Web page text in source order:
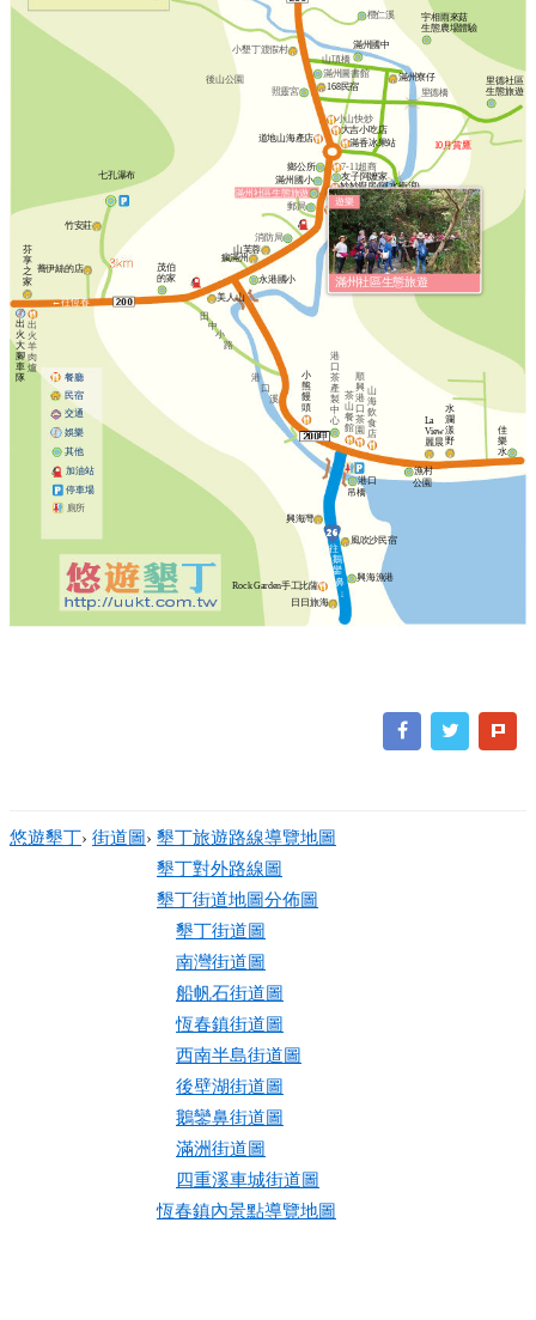
遊樂
滿州社區生態旅遊
欖仁溪
小墾丁渡假村 滿州國中
168民宿
照靈宮
後山公園 滿州寮仔
山頂橋
里德社區
生態旅遊
10月賞鷹
道地山海產店
里德橋
友子阿嬤家
鄉公所
滿州國小
滿州社區生態旅遊
農會超市
餐廳
民宿
交通
娛樂
其他
加油站
停車場
茂伯
的家
七孔瀑布
竹安莊
芬
享
之
家
出
火
大
腳
車
隊
出
火
羊
肉
爐
←往恆春 美人山
永港國小
港
口
溪
港口
吊橋
漁村
公園
佳
樂
水
風吹沙民宿
興海漁港
往
鵝
鑾
鼻
↓
La
View
麗晨
大吉小吃店
Rock Garden手工比薩
水
瀾
漾
野
蕎伊絲的店
滿香冰果站
興海灣
小
熊
饅
頭
妙妙廚房(阿水衝浪)
順
興
港
口
茶
園
山
海
飲
食
店
茶
山
餐
館
港
口
茶
產
製
中
心
消防局
郵局 全家超商
小山快炒
滿州圖書館
田
中
小
路
7-11超商
廁所
山芙蓉
瘋滿州
宇相雨來菇
生態農場體驗
日日旅海
悠遊墾丁› 街道圖› 墾丁旅遊路線導覽地圖
墾丁對外路線圖
墾丁街道地圖分佈圖
墾丁街道圖
南灣街道圖
船帆石街道圖
恆春鎮街道圖
西南半島街道圖
後壁湖街道圖
鵝鑾鼻街道圖
滿洲街道圖
四重溪車城街道圖
恆春鎮內景點導覽地圖